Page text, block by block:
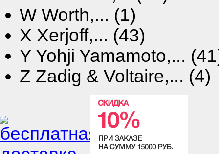
W Worth,... (1)
X Xerjoff,... (43)
Y Yohji Yamamoto,...
Z Zadig & Voltaire,... (4)